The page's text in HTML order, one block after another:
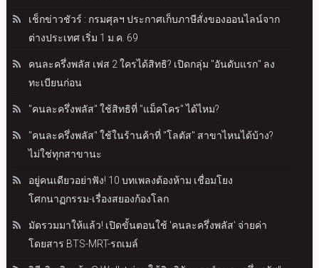
เช็กข่าวชัวร์ : กรมศุลฯ ประกาศเก็บภาษีสั่งของออนไลน์จาก
ต่างประเทศ เริ่ม 1 ม.ค. 69
คนละครึ่งพลัส เฟส 2 ใครได้สิทธิ? เปิดกลุ่ม "อันดับแรก" ลง
ทะเบียนก่อน
"คนละครึ่งพลัส" ใช้สิทธิที่ "แม็คโคร" ได้ไหม?
"คนละครึ่งพลัส" ใช้ในร้านค้าที่ "โลตัส" สาขาไหนได้บ้าง?
ไม่ใช่ทุกสาขานะ
อยู่คนเดียวอย่าฟัง! 10 บทเพลงต้องห้าม เชื่อมโยง
โศกนาฏกรรม-เรื่องสยองก้องโลก
มัดรวมมาให้แล้ว! เปิดขั้นตอนใช้ 'คนละครึ่งพลัส' จ่ายค่า
โดยสาร BTS-MRT-รถเมล์